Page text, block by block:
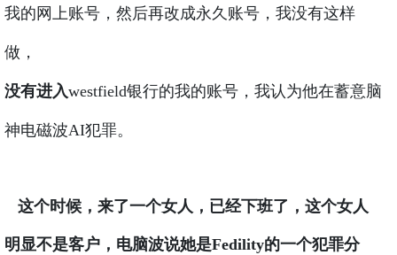
我的网上账号，然后再改成永久账号，我没有这样
做，
没有进入westfield银行的我的账号，我认为他在蓄意脑
神电磁波AI犯罪。
这个时候，来了一个女人，已经下班了，这个女人
明显不是客户，电脑波说她是Fedility的一个犯罪分